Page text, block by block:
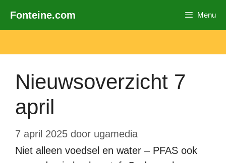
naar
inhoud
Fonteine.com Menu
Nieuwsoverzicht 7
april
7 april 2025 door ugamedia
Niet alleen voedsel en water – PFAS ook